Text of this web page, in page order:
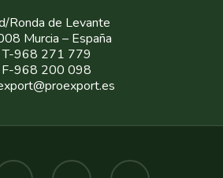
Ronda de Levante
Murcia – España
T-968 271 779
F-968 200 098